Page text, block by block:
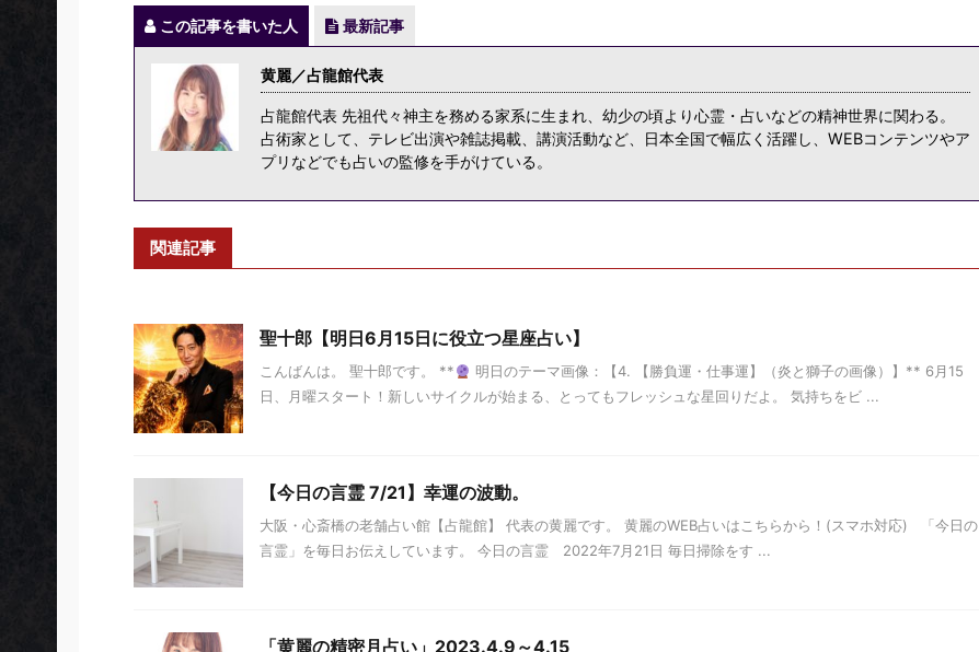
この記事を書いた人 最新記事
黄麗／占龍館代表
占龍館代表 先祖代々神主を務める家系に生まれ、幼少の頃より心霊・占いなどの精神世界に関わる。
占術家として、テレビ出演や雑誌掲載、講演活動など、日本全国で幅広く活躍し、WEBコンテンツやア
プリなどでも占いの監修を手がけている。
関連記事
聖十郎【明日6月15日に役立つ星座占い】
こんばんは。 聖十郎です。 **
明日のテーマ画像：【4. 【勝負運・仕事運】（炎と獅子の画像）】** 6月15
日、月曜スタート！新しいサイクルが始まる、とってもフレッシュな星回りだよ。 気持ちをビ ...
【今日の言霊 7/21】幸運の波動。
大阪・心斎橋の老舗占い館【占龍館】 代表の黄麗です。 黄麗のWEB占いはこちらから！(スマホ対応) 「今日の
言霊」を毎日お伝えしています。 今日の言霊 2022年7月21日 毎日掃除をす ...
「黄麗の精密月占い」2023.4.9～4.15